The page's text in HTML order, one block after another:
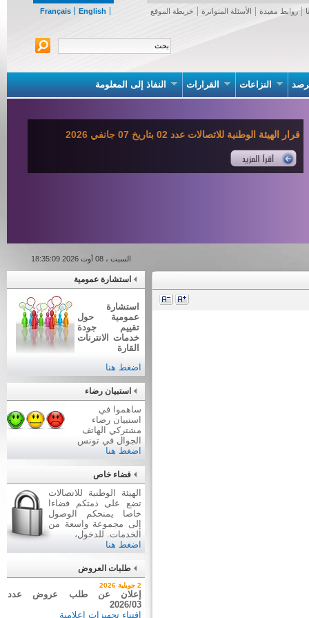
Français English روابط مفيدة الأسئلة المتواترة خريطة الموقع
النزاعات القرارات النفاذ إلى المعلومة
قرار الهيئة الوطنية للاتصالات عدد 02 بتاريخ 07 جانفي 2026
السبت ، 08 أوت 2026 18:35:09
استشارة عمومية
استشارة
عمومية حول
تقييم جودة
خدمات الانترنات
القارة
اضغط هنا
استبيان رضاء
ساهموا في
استبيان رضاء
مشتركي الهاتف
الجوال في تونس
اضغط هنا
فضاء خاص
الهيئة الوطنية للاتصالات
تضع على ذمتكم فضاءا
خاصا يمنحكم الوصول
إلى مجموعة واسعة من
الخدمات. للدخول،
اضغط هنا
طلبات العروض
نتيجة بيع وسائل نقل عن طريق
ظروف مغلقة عدد 01/2026
بيع وسائل نقل عن طريق ظروف
إعلان عن طلب عروض عدد
2026/03
اقتناء تجهيزات إعلامية